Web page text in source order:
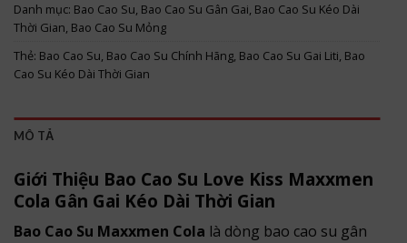
Danh mục: Bao Cao Su, Bao Cao Su Gân Gai, Bao Cao Su Kéo Dài
Thời Gian, Bao Cao Su Mỏng
Thẻ: Bao Cao Su, Bao Cao Su Chính Hãng, Bao Cao Su Gai Liti, Bao
Cao Su Kéo Dài Thời Gian
MÔ TẢ
Giới Thiệu Bao Cao Su Love Kiss Maxxmen
Cola Gân Gai Kéo Dài Thời Gian
Bao Cao Su Maxxmen Cola là dòng bao cao su gân